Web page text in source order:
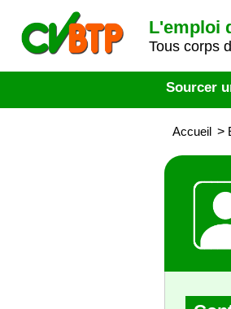
L'emploi
Tous corps
Sourcer
Accueil >